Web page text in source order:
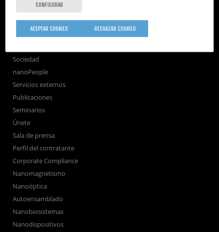
nanoGUNE
Investigación
Sociedad
nanoPeople
Servicios externos
Publicaciones
Seminarios
Únete
Sala de prensa
Perfil del contratante
Corporate Compliance
Nanomagnetismo
Nanoóptica
Autoensamblado
Nanobiosistemas
Nanodispositivos
CONFIGURAR
RECHAZAR COOKIES
ACEPTAR COOKIES